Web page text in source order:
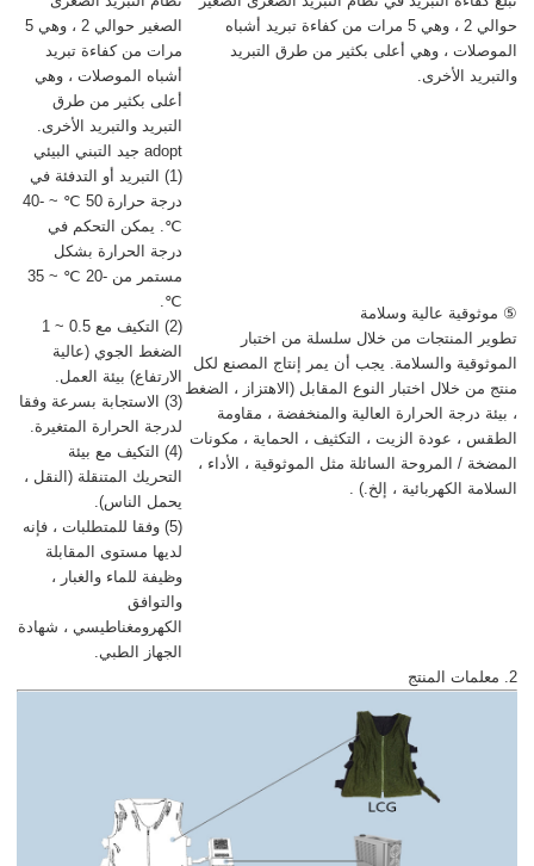
حوالي 2 ، وهي 5 مرات من كفاءة تبريد أشباه
الموصلات ، وهي أعلى بكثير من طرق التبريد
والتبريد الأخرى.
الصغير حوالي 2 ، وهي 5
مرات من كفاءة تبريد
أشباه الموصلات ، وهي
أعلى بكثير من طرق
التبريد والتبريد الأخرى.
⑤ موثوقية عالية وسلامة
تطوير المنتجات من خلال سلسلة من اختبار
الموثوقية والسلامة. يجب أن يمر إنتاج المصنع لكل
منتج من خلال اختبار النوع المقابل (الاهتزاز ، الضغط
، بيئة درجة الحرارة العالية والمنخفضة ، مقاومة
الطقس ، عودة الزيت ، التكثيف ، الحماية ، مكونات
المضخة / المروحة السائلة مثل الموثوقية ، الأداء ،
السلامة الكهربائية ، إلخ.) .
adopt جيد التبني البيئي
(1) التبريد أو التدفئة في
درجة حرارة 50 ℃ ~ -40
℃. يمكن التحكم في
درجة الحرارة بشكل
مستمر من -20 ℃ ~ 35
℃.
(2) التكيف مع 0.5 ~ 1
الضغط الجوي (عالية
الارتفاع) بيئة العمل.
(3) الاستجابة بسرعة وفقا
لدرجة الحرارة المتغيرة.
(4) التكيف مع بيئة
التحريك المتنقلة (النقل ،
يحمل الناس).
(5) وفقا للمتطلبات ، فإنه
لديها مستوى المقابلة
وظيفة للماء والغبار ،
والتوافق
الكهرومغناطيسي ، شهادة
الجهاز الطبي.
2. معلمات المنتج